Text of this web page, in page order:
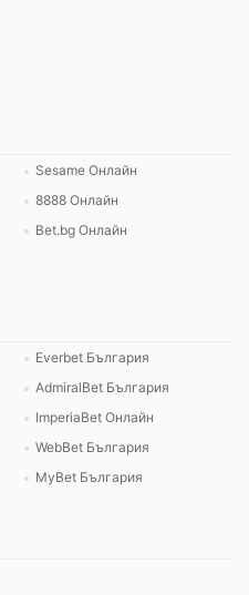
Sesame Онлайн
8888 Онлайн
Bet.bg Онлайн
Everbet България
AdmiralBet България
ImperiaBet Онлайн
WebBet България
MyBet България